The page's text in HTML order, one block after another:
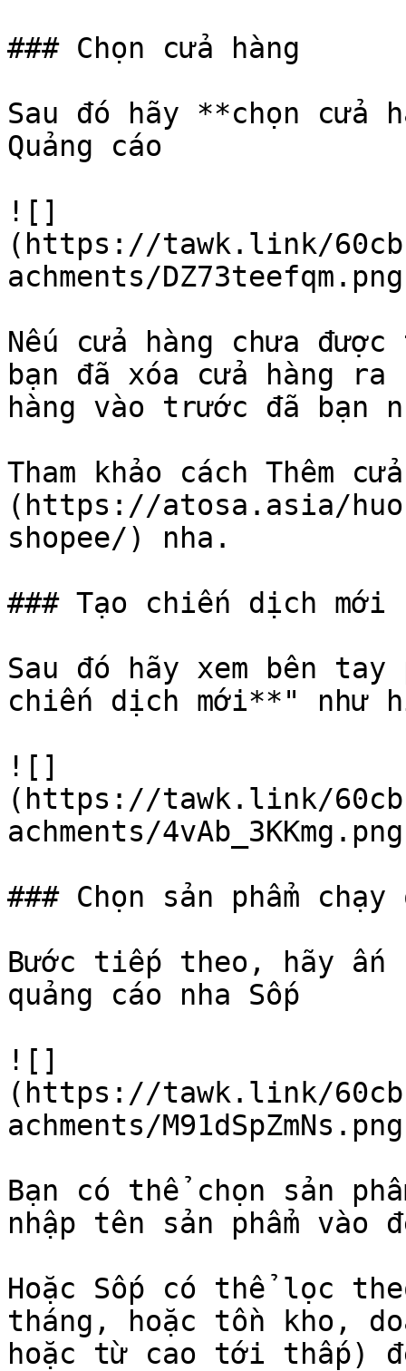
### Chọn cửa hàng
Sau đó hãy **chọn cửa
Quảng cáo
![]
(https://tawk.link/
achments/
Nếu cửa hàng chưa
bạn đã xóa cửa hàng
hàng vào trước đã bạn
Tham khảo cách Thêm
(https://atosa.asia/
shopee/) nha.
### Tạo chiến dịch mới
Sau đó hãy xem bên
chiến dịch mới**" như
![]
(https://tawk.link/
achments/
### Chọn sản phẩm chạy
Bước tiếp theo, hãy ấn
quảng cáo nha Sốp
![]
(https://tawk.link/
achments/
Bạn có thể chọn sản
nhập tên sản phẩm
Hoặc Sốp có thể lọc
tháng, hoặc tồn kho,
hoặc từ cao tới thấp)